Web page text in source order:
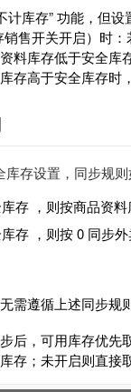
计库存” 功能，但
售开关开启）时：
料库存低于安全库
存高于安全库存时
存设置，同步规则
存 ，则按商品资
存 ，则按 0 同步
需遵循上述同步规则
后，可用库存优先
存；未开启则直接